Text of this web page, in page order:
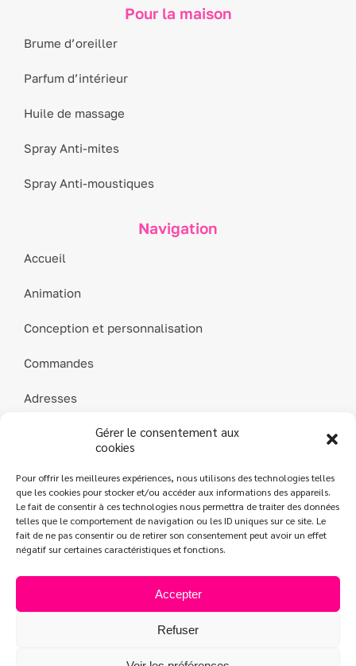
Gérer le consentement aux
cookies
Pour offrir les meilleures expériences, nous utilisons des technologies telles
que les cookies pour stocker et/ou accéder aux informations des appareils.
Le fait de consentir à ces technologies nous permettra de traiter des données
telles que le comportement de navigation ou les ID uniques sur ce site. Le
fait de ne pas consentir ou de retirer son consentement peut avoir un effet
négatif sur certaines caractéristiques et fonctions.
Accepter
Refuser
Pour la maison
Brume d’oreiller
Parfum d’intérieur
Huile de massage
Spray Anti-mites
Spray Anti-moustiques
Navigation
Accueil
Animation
Conception et personnalisation
Commandes
Adresses
Détails du compte
Contact
L’Atelier des Parfums| Création
Mentions légales|Conditions générales de vente|
Politique de confidentialité